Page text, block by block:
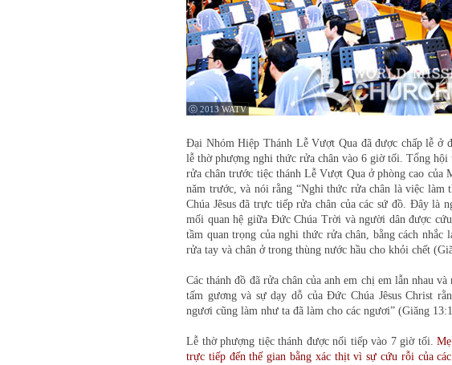
ⓒ 2013 WATV
Đại Nhóm Hiệp Thánh Lễ Vượt Qua đã được chấp lễ ở
lễ thờ phượng nghi thức rửa chân vào 6 giờ tối. Tổng
rửa chân trước tiệc thánh Lễ Vượt Qua ở phòng cao của
năm trước, và nói rằng “Nghi thức rửa chân là việc làm
Chúa Jêsus đã trực tiếp rửa chân của các sứ đồ. Đây là
mối quan hệ giữa Đức Chúa Trời và người dân được
tầm quan trọng của nghi thức rửa chân, bằng cách
rửa tay và chân ở trong thùng nước hầu cho khỏi chết
Các thánh đồ đã rửa chân của anh em chị em lẫn nhau
tấm gương và sự dạy dỗ của Đức Chúa Jêsus Christ
ngươi cũng làm như ta đã làm cho các ngươi” (Giăng
Lễ thờ phượng tiệc thánh được nối tiếp vào 7 giờ tối.
trực tiếp đến thế gian bằng xác thịt vì sự cứu rỗi của